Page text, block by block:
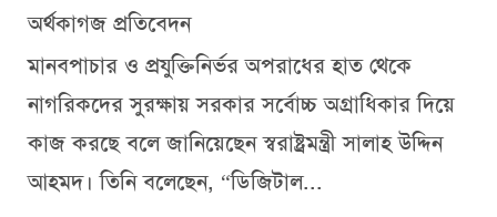
অর্থকাগজ প্রতিবেদন
মানবপাচার ও প্রযুক্তিনির্ভর অপরাধের হাত থেকে
নাগরিকদের সুরক্ষায় সরকার সর্বোচ্চ অগ্রাধিকার দিয়ে
কাজ করছে বলে জানিয়েছেন স্বরাষ্ট্রমন্ত্রী সালাহ উদ্দিন
আহমদ। তিনি বলেছেন, “ডিজিটাল...